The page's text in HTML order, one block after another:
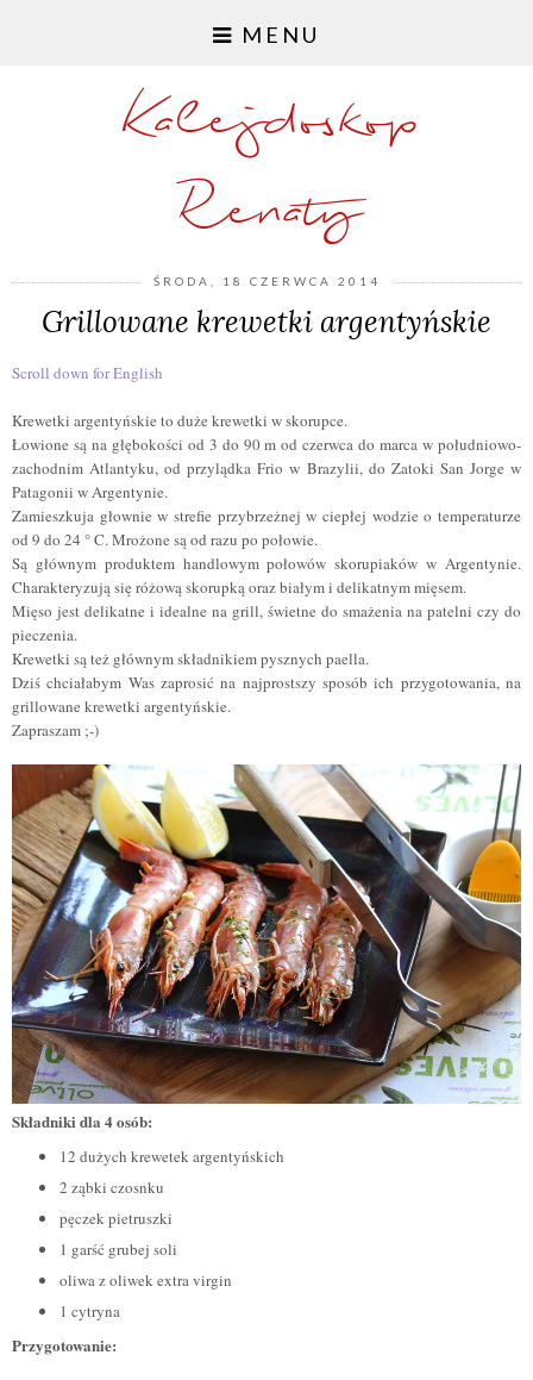
MENU
Kalejdoskop
Renaty
ŚRODA, 18 CZERWCA 2014
Grillowane krewetki argentyńskie
Scroll down for English
Krewetki argentyńskie to duże krewetki w skorupce.
Łowione są na głębokości od 3 do 90 m od czerwca do marca w południowo-
zachodnim Atlantyku, od przylądka Frio w Brazylii, do Zatoki San Jorge w
Patagonii w Argentynie.
Zamieszkuja głownie w strefie przybrzeżnej w ciepłej wodzie o temperaturze
od 9 do 24 ° C. Mrożone są od razu po połowie.
Są głównym produktem handlowym połowów skorupiaków w Argentynie.
Charakteryzują się różową skorupką oraz białym i delikatnym mięsem.
Mięso jest delikatne i idealne na grill, świetne do smażenia na patelni czy do
pieczenia.
Krewetki są też głównym składnikiem pysznych paella.
Dziś chciałabym Was zaprosić na najprostszy sposób ich przygotowania, na
grillowane krewetki argentyńskie.
Zapraszam ;-)
Składniki dla 4 osób:
12 dużych krewetek argentyńskich
2 ząbki czosnku
pęczek pietruszki
1 garść grubej soli
oliwa z oliwek extra virgin
1 cytryna
Przygotowanie: